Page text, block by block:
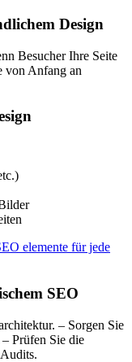
Design
Besucher Ihre Seite
von Anfang an
elemente für jede
SEO
– Sorgen Sie
Prüfen Sie die